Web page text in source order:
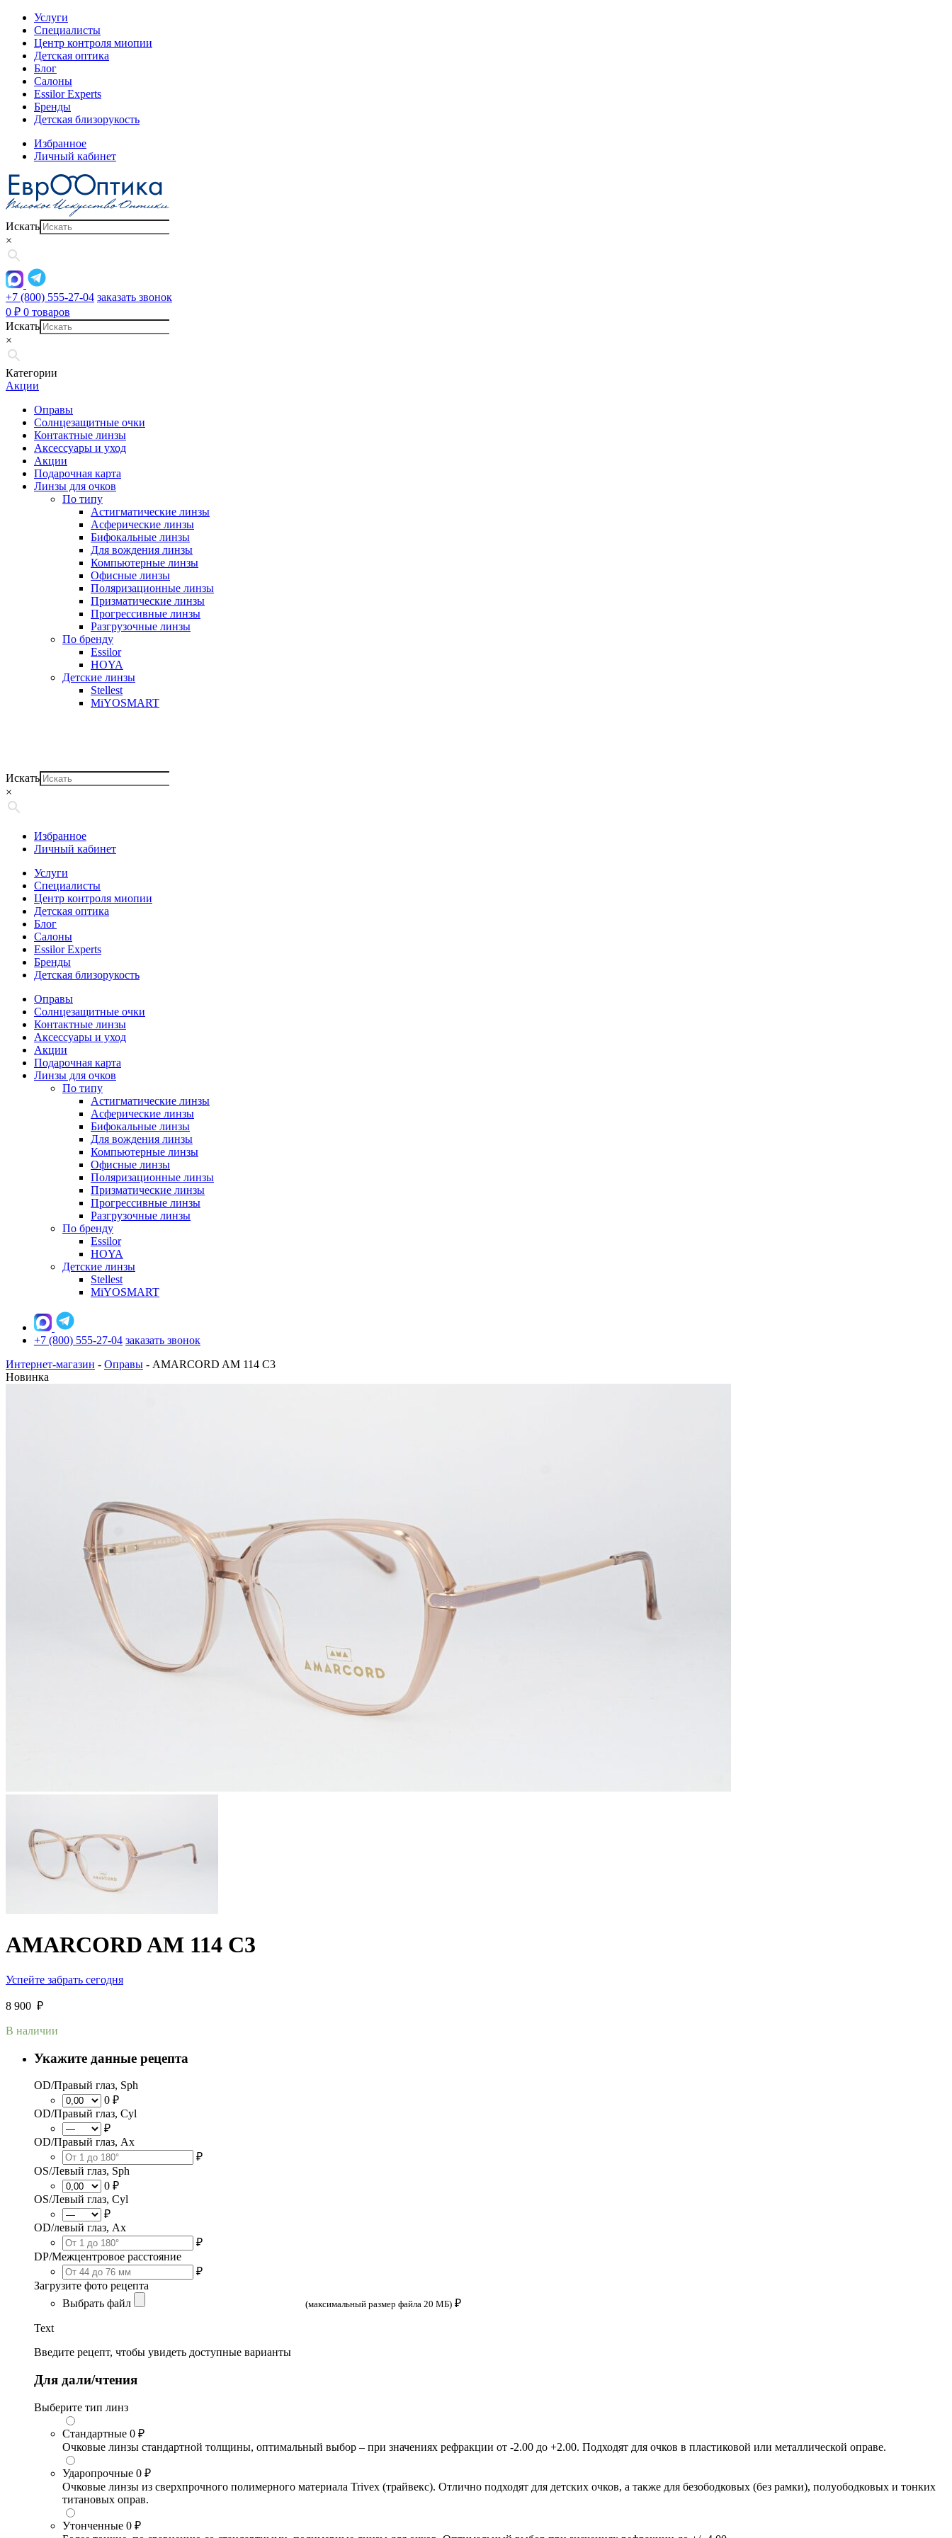
Услуги
Специалисты
Центр контроля миопии
Детская оптика
Блог
Салоны
Essilor Experts
Бренды
Детская близорукость
Избранное
Личный кабинет
Искать
×
+7 (800) 555-27-04 заказать звонок
0 ₽ 0 товаров
Искать
×
Категории
Акции
Оправы
Солнцезащитные очки
Контактные линзы
Аксессуары и уход
Акции
Подарочная карта
Линзы для очков
По типу
Астигматические линзы
Асферические линзы
Бифокальные линзы
Для вождения линзы
Компьютерные линзы
Офисные линзы
Поляризационные линзы
Призматические линзы
Прогрессивные линзы
Разгрузочные линзы
По бренду
Essilor
HOYA
Детские линзы
Stellest
MiYOSMART
Искать
×
Избранное
Личный кабинет
Услуги
Специалисты
Центр контроля миопии
Детская оптика
Блог
Салоны
Essilor Experts
Бренды
Детская близорукость
Оправы
Солнцезащитные очки
Контактные линзы
Аксессуары и уход
Акции
Подарочная карта
Линзы для очков
По типу
Астигматические линзы
Асферические линзы
Бифокальные линзы
Для вождения линзы
Компьютерные линзы
Офисные линзы
Поляризационные линзы
Призматические линзы
Прогрессивные линзы
Разгрузочные линзы
По бренду
Essilor
HOYA
Детские линзы
Stellest
MiYOSMART
+7 (800) 555-27-04 заказать звонок
Интернет-магазин - Оправы - AMARCORD AM 114 C3
Новинка
AMARCORD AM 114 C3
Успейте забрать сегодня
8 900 ₽
В наличии
Укажите данные рецепта
OD/Правый глаз, Sph
0 ₽
OD/Правый глаз, Cyl
₽
OD/Правый глаз, Ax
₽
OS/Левый глаз, Sph
0 ₽
OS/Левый глаз, Cyl
₽
OD/левый глаз, Ax
₽
DP/Межцентровое расстояние
₽
Загрузите фото рецепта
Выбрать файл
(максимальный размер файла 20 МБ) ₽
Text
Введите рецепт, чтобы увидеть доступные варианты
Для дали/чтения
Выберите тип линз
Стандартные 0 ₽
Очковые линзы стандартной толщины, оптимальный выбор – при значениях рефракции от -2.00 до +2.00. Подходят для очков в пластиковой или металлической оправе.
Ударопрочные 0 ₽
Очковые линзы из сверхпрочного полимерного материала Trivex (трайвекс). Отлично подходят для детских очков, а также для безободковых (без рамки), полуободковых и тонких
титановых оправ.
Утонченные 0 ₽